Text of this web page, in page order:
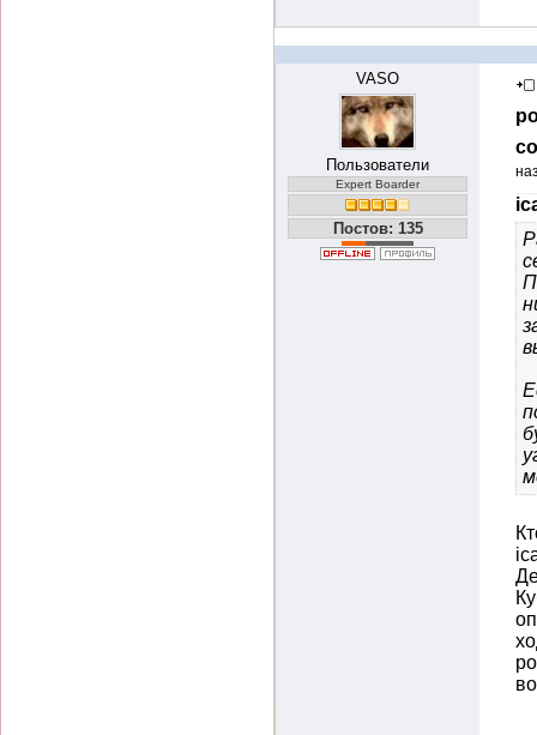
VASO
Пользователи
Expert Boarder
Постов: 135